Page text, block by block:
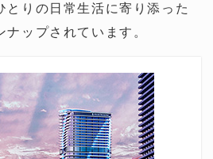
とりの日常生活に寄り添った
ップされています。